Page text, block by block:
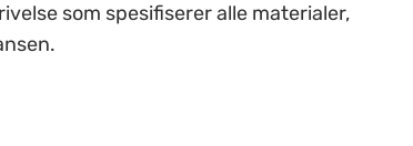
som spesifiserer alle materialer,